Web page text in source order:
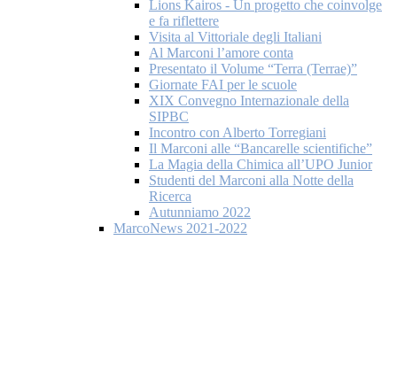
Lions Kairos - Un progetto che coinvolge
e fa riflettere
Visita al Vittoriale degli Italiani
Al Marconi l’amore conta
Presentato il Volume “Terra (Terrae)”
Giornate FAI per le scuole
XIX Convegno Internazionale della
SIPBC
Incontro con Alberto Torregiani
Il Marconi alle “Bancarelle scientifiche”
La Magia della Chimica all’UPO Junior
Studenti del Marconi alla Notte della
Ricerca
Autunniamo 2022
MarcoNews 2021-2022